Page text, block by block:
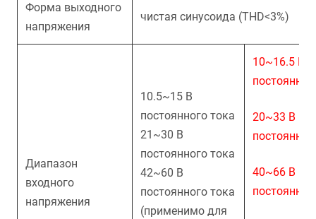
Форма выходного
напряжения
чистая синусоида (THD<3%)
Диапазон
входного
напряжения
10.5~15 В
постоянного тока
21~30 В
постоянного тока
42~60 В
постоянного тока
(применимо для
10~16.5 В
20~33 В
40~66 В